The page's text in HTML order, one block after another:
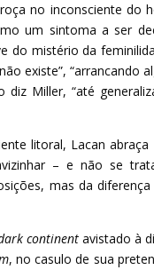
no inconsciente do
um sintoma a ser
do mistério da
existe”, “arrancando
diz Miller, “até
litoral, Lacan
– e não se
mas da
continentavistado à
, no casulo de sua